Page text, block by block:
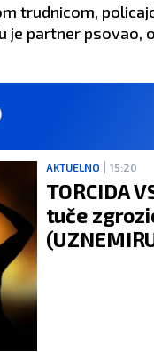
trudnicom,
je partner psovao,
AKTUELNO 15:20
TORCIDA
tuče